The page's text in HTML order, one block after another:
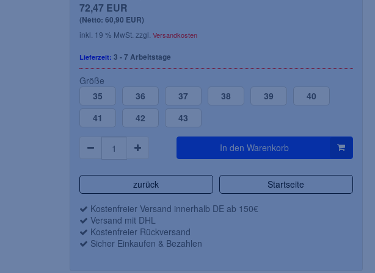
72,47 EUR
(Netto: 60,90 EUR)
inkl. 19 % MwSt. zzgl. Versandkosten
Lieferzeit: 3 - 7 Arbeitstage
Größe
35
36 37 38 39
40
41
42 43
In den Warenkorb
zurück
Startseite
Kostenfreier Versand innerhalb DE ab 150€
Versand mit DHL
Kostenfreier Rückversand
Sicher Einkaufen & Bezahlen
20,41 EUR(Netto 17,15 EUR)
Art.Nr.: 071-6110-
Lieferzeit: 3 - 7 Arbeitstage
Artikeldetails
ab28,24 EUR
Art.Nr.: 062-1560-